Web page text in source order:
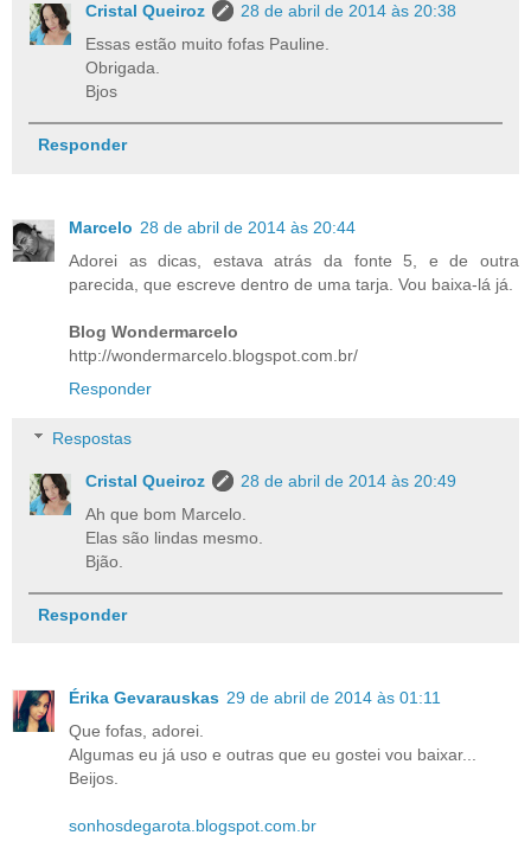
Cristal Queiroz
28 de abril de 2014 às 20:38
Essas estão muito fofas Pauline.
Obrigada.
Bjos
Responder
Marcelo 28 de abril de 2014 às 20:44
Adorei as dicas, estava atrás da fonte 5, e de outra
parecida, que escreve dentro de uma tarja. Vou baixa-lá já.
Blog Wondermarcelo
http://wondermarcelo.blogspot.com.br/
Responder
Respostas
Cristal Queiroz
28 de abril de 2014 às 20:49
Ah que bom Marcelo.
Elas são lindas mesmo.
Bjão.
Responder
Érika Gevarauskas 29 de abril de 2014 às 01:11
Que fofas, adorei.
Algumas eu já uso e outras que eu gostei vou baixar...
Beijos.
sonhosdegarota.blogspot.com.br